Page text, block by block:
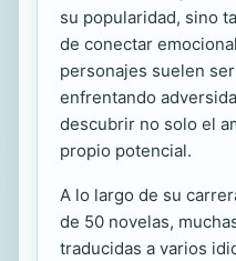
su popularidad, sino
de conectar
personajes suelen
enfrentando
descubrir no solo el
propio potencial.
A lo largo de su
de 50 novelas,
traducidas a varios